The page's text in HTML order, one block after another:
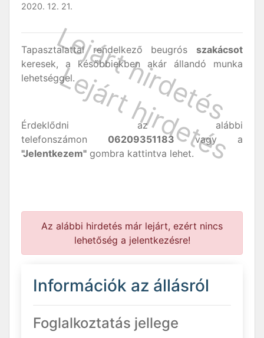
2020. 12. 21.
Tapasztalattal rendelkező beugrós szakácsot
keresek, a későbbiekben akár állandó munka
lehetséggel.
Érdeklődni az alábbi
telefonszámon 06209351183vagy a
"Jelentkezem" gombra kattintva lehet.
Az alábbi hirdetés már lejárt, ezért nincs
lehetőség a jelentkezésre!
Információk az állásról
Foglalkoztatás jellege